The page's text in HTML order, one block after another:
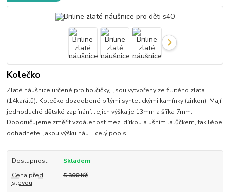
Kolečko
Zlaté náušnice určené pro holčičky, jsou vytvořeny ze žlutého zlata
(14karátů). Kolečko dozdobené bílými syntetickými kamínky (zirkon). Mají
jednoduché dětské zapínání. Jejich výška je 13mm a šířka 7mm.
Doporučujeme změřit vzdálenost mezi dírkou a ušním lalůčkem, tak lépe
odhadnete, jakou výšku náu... celý popis
Dostupnost
Skladem
Cena před
slevou
5 300 Kč